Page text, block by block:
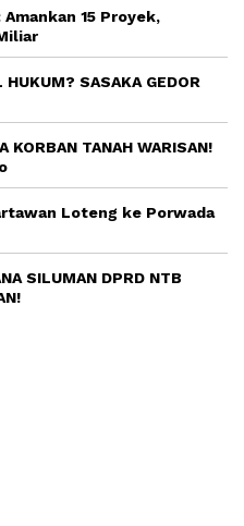
15 Proyek,
SASAKA GEDOR
KORBAN TANAH WARISAN!
Loteng ke Porwada
SILUMAN DPRD NTB